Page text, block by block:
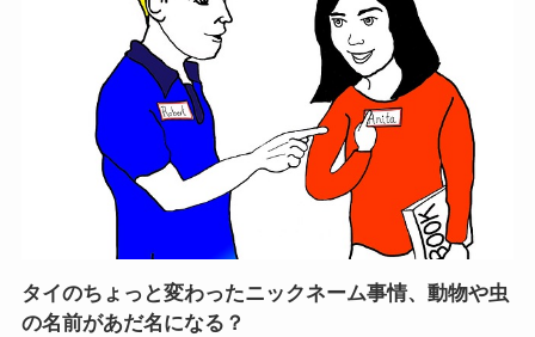
タイのちょっと変わったニックネーム事情、動物や虫
の名前があだ名になる？